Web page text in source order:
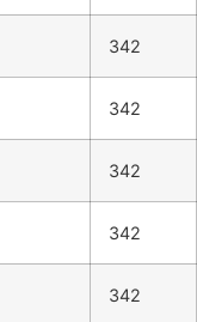
342
342
342
342
342